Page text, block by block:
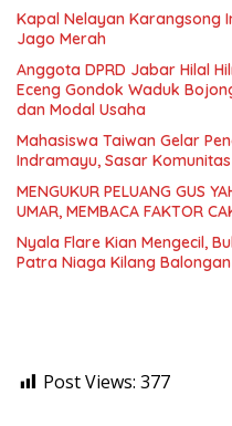
Kapal Nelayan Karangsong
Jago Merah
Anggota DPRD Jabar Hilal
Eceng Gondok Waduk
dan Modal Usaha
Mahasiswa Taiwan Gelar
Indramayu, Sasar
MENGUKUR PELUANG GUS
UMAR, MEMBACA FAKTOR
Nyala Flare Kian Mengecil,
Patra Niaga Kilang
Post Views: 377